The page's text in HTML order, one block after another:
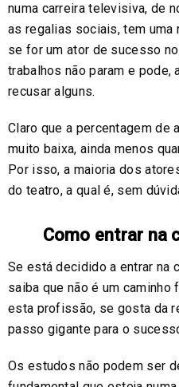
numa carreira televisiva, de
as regalias sociais, tem uma
se for um ator de sucesso
trabalhos não param e pode,
recusar alguns.
Claro que a percentagem
muito baixa, ainda menos
Por isso, a maioria dos
do teatro, a qual é, sem
Como entrar na
Se está decidido a entrar na
saiba que não é um caminho
esta profissão, se gosta da
passo gigante para o
Os estudos não podem ser